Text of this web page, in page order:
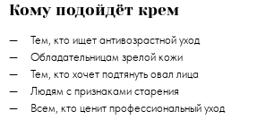
Кому подойдёт крем
Тем, кто ищет антивозрастной уход
Обладательницам зрелой кожи
Тем, кто хочет подтянуть овал лица
Людям с признаками старения
Всем, кто ценит профессиональный уход